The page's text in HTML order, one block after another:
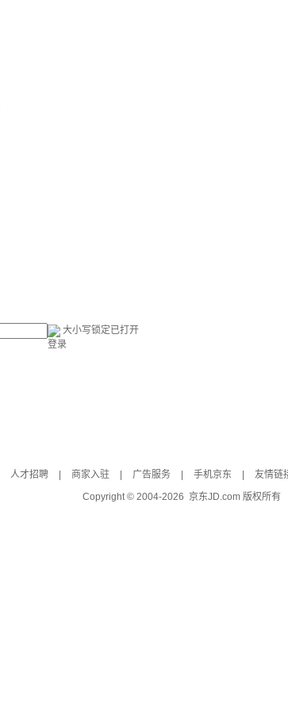
大小写锁定已打开
登录
人才招聘 商家入驻 广告服务 手机京东 友情链
Copyright © 2004-2026 京东JD.com 版权所有